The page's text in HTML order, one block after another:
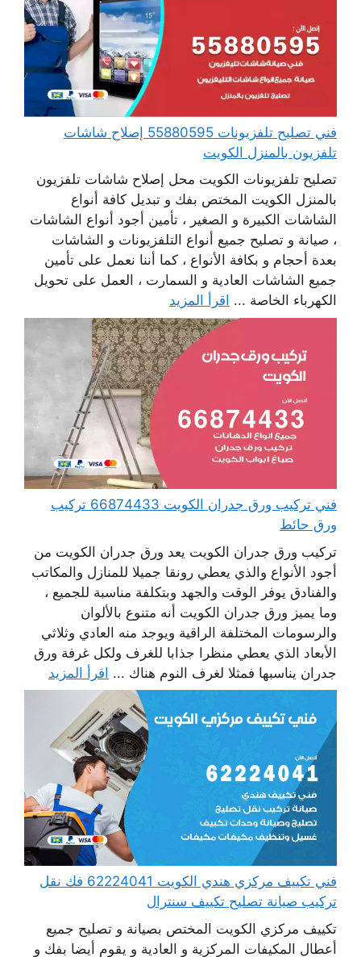
فني تصليح تلفزيونات 55880595 إصلاح شاشات
تلفزيون بالمنزل الكويت
تصليح تلفزيونات الكويت محل إصلاح شاشات تلفزيون
بالمنزل الكويت المختص بفك و تبديل كافة أنواع
الشاشات الكبيرة و الصغير ، تأمين أجود أنواع الشاشات
، صيانة و تصليح جميع أنواع التلفزيونات و الشاشات
بعدة أحجام و بكافة الأنواع ، كما أننا نعمل على تأمين
جميع الشاشات العادية و السمارت ، العمل على تحويل
الكهرباء الخاصة ... اقرأ المزيد
فني تركيب ورق جدران الكويت 66874433 تركيب
ورق حائط
تركيب ورق جدران الكويت يعد ورق جدران الكويت من
أجود الأنواع والذي يعطي رونقا جميلا للمنازل والمكاتب
والفنادق يوفر الوقت والجهد وبتكلفة مناسبة للجميع ،
وما يميز ورق جدران الكويت أنه متنوع بالألوان
والرسومات المختلفة الراقية ويوجد منه العادي وثلاثي
الأبعاد الذي يعطي منظرا جذابا للغرف ولكل غرفة ورق
جدران يناسبها فمثلا لغرف النوم هناك ... اقرأ المزيد
فني تكييف مركزي هندي الكويت 62224041 فك نقل
تركيب صيانة تصليح تكييف سنترال
تكييف مركزي الكويت المختص بصيانة و تصليح جميع
أعطال المكيفات المركزية و العادية و يقوم أيضا بفك و